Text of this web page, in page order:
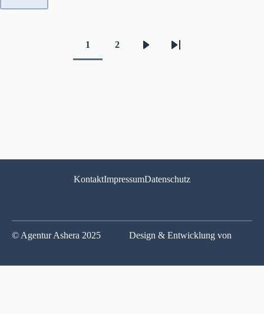
Seitennummerierung
1 2
Nächste Letzte
KontaktImpressumDatenschutz
© Agentur Ashera 2025 Design & Entwicklung von